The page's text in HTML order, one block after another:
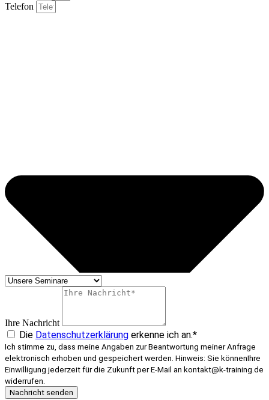
Telefon
Ihre Nachricht
Die Datenschutzerklärung erkenne ich an.*
Ich stimme zu, dass meine Angaben zur Beantwortung meiner Anfrage
elektronisch erhoben und gespeichert werden. Hinweis: Sie könnenIhre
Einwilligung jederzeit für die Zukunft per E-Mail an kontakt@k-training.de
widerrufen.
Nachricht senden